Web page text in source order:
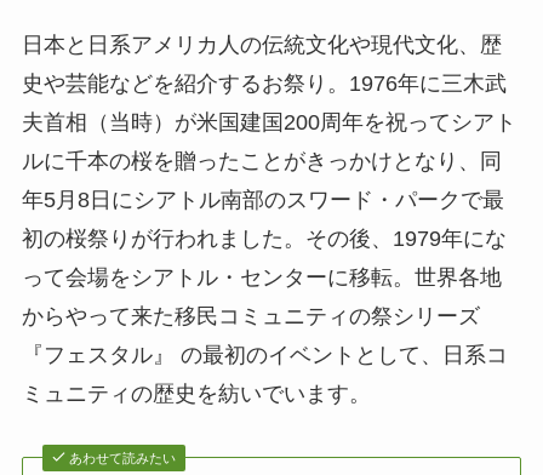
日本と日系アメリカ人の伝統文化や現代文化、歴
史や芸能などを紹介するお祭り。1976年に三木武
夫首相（当時）が米国建国200周年を祝ってシアト
ルに千本の桜を贈ったことがきっかけとなり、同
年5月8日にシアトル南部のスワード・パークで最
初の桜祭りが行われました。その後、1979年にな
って会場をシアトル・センターに移転。世界各地
からやって来た移民コミュニティの祭シリーズ
『フェスタル』 の最初のイベントとして、日系コ
ミュニティの歴史を紡いでいます。
あわせて読みたい